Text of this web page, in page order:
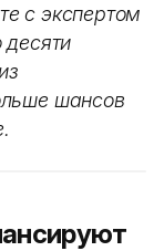
с экспертом
шансов